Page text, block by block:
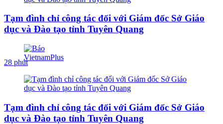
Tạm đình chỉ công tác đối với Giám đốc Sở Giáo
dục và Đào tạo tỉnh Tuyên Quang
28 phút
Tạm đình chỉ công tác đối với Giám đốc Sở Giáo
dục và Đào tạo tỉnh Tuyên Quang